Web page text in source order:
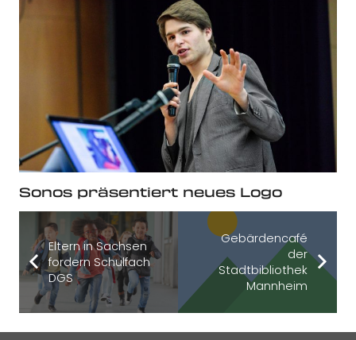
Sonos präsentiert neues Logo
Eltern in Sachsen
fordern Schulfach
DGS
Gebärdencafé
der
Stadtbibliothek
Mannheim